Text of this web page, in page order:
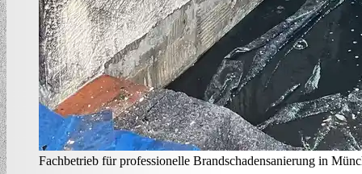
Fachbetrieb für professionelle Brandschadensanierung in